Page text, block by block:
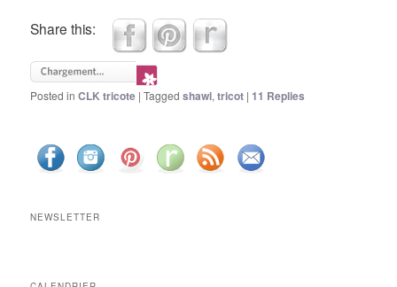
Share this:
Posted in CLK tricote |Tagged shawl,tricot | 11 Replies
NEWSLETTER